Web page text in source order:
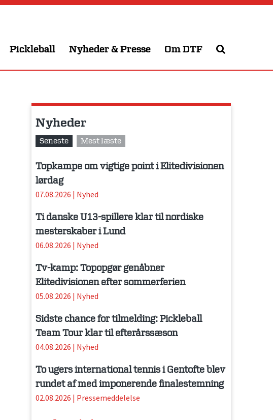
Pickleball Nyheder & Presse Om DTF
Nyheder
Seneste Mest læste
Topkampe om vigtige point i Elitedivisionen
lørdag
07.08.2026 | Nyhed
Ti danske U13-spillere klar til nordiske
mesterskaber i Lund
06.08.2026 | Nyhed
Tv-kamp: Topopgør genåbner
Elitedivisionen efter sommerferien
05.08.2026 | Nyhed
Sidste chance for tilmelding: Pickleball
Team Tour klar til efterårssæson
04.08.2026 | Nyhed
To ugers international tennis i Gentofte blev
rundet af med imponerende finalestemning
02.08.2026 | Pressemeddelelse